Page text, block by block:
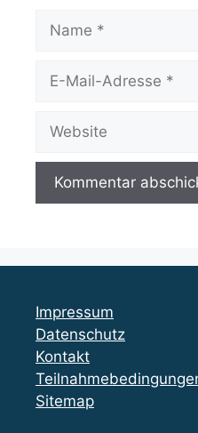
Mail-
Impressum
Datenschutz
Kontakt
Sitemap